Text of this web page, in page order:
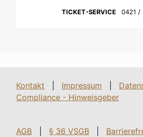
TICKET-SERVICE 0421 /
Kontakt Impressum
Compliance - Hinweisgeber
AGB § 36 VSGB